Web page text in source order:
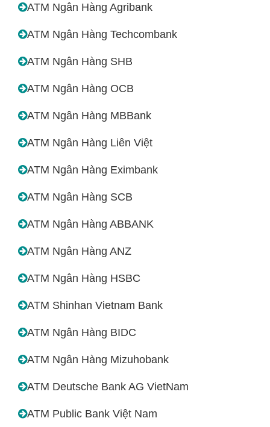
ATM Ngân Hàng Agribank
ATM Ngân Hàng Techcombank
ATM Ngân Hàng SHB
ATM Ngân Hàng OCB
ATM Ngân Hàng MBBank
ATM Ngân Hàng Liên Việt
ATM Ngân Hàng Eximbank
ATM Ngân Hàng SCB
ATM Ngân Hàng ABBANK
ATM Ngân Hàng ANZ
ATM Ngân Hàng HSBC
ATM Shinhan Vietnam Bank
ATM Ngân Hàng BIDC
ATM Ngân Hàng Mizuhobank
ATM Deutsche Bank AG VietNam
ATM Public Bank Việt Nam